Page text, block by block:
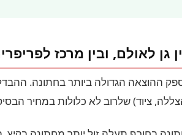
לאולם, ובין מרכז
ההוצאה הגדולה ביותר בחתונה.
ציוד) שלרוב לא כלולות במחיר